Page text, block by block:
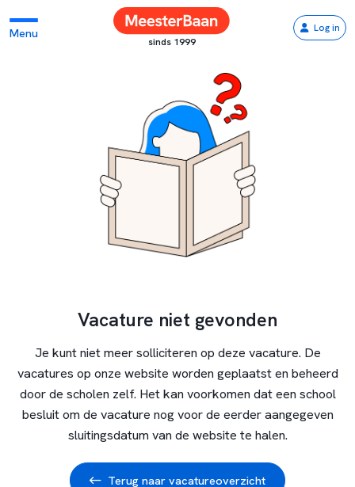
Menu
sinds 1999
Log in
Vacature niet gevonden
Je kunt niet meer solliciteren op deze vacature. De
vacatures op onze website worden geplaatst en beheerd
door de scholen zelf. Het kan voorkomen dat een school
besluit om de vacature nog voor de eerder aangegeven
sluitingsdatum van de website te halen.
Terug naar vacatureoverzicht